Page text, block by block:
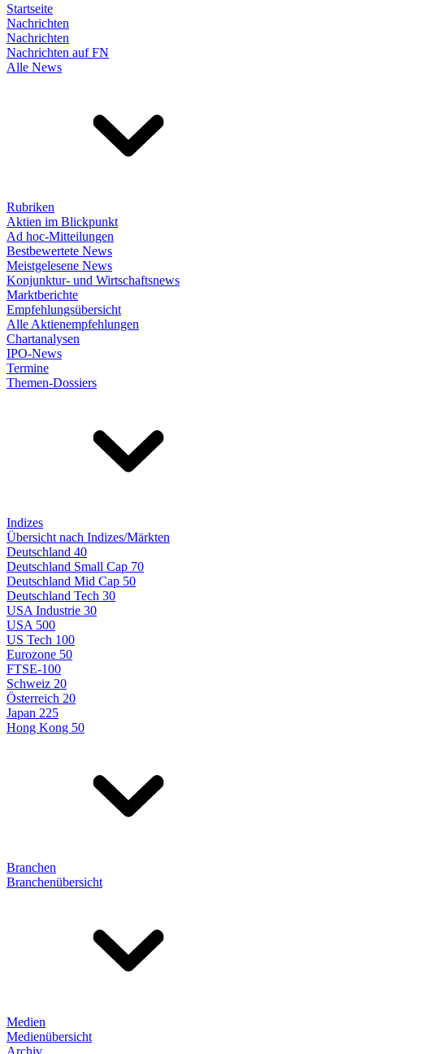
Startseite
Nachrichten
Nachrichten
Nachrichten auf FN
Alle News
Rubriken
Aktien im Blickpunkt
Ad hoc-Mitteilungen
Bestbewertete News
Meistgelesene News
Konjunktur- und Wirtschaftsnews
Marktberichte
Empfehlungsübersicht
Alle Aktienempfehlungen
Chartanalysen
IPO-News
Termine
Themen-Dossiers
Indizes
Übersicht nach Indizes/Märkten
Deutschland 40
Deutschland Small Cap 70
Deutschland Mid Cap 50
Deutschland Tech 30
USA Industrie 30
USA 500
US Tech 100
Eurozone 50
FTSE-100
Schweiz 20
Österreich 20
Japan 225
Hong Kong 50
Branchen
Branchenübersicht
Medien
Medienübersicht
Archiv